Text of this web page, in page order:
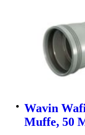
Wavin
Muffe, 50